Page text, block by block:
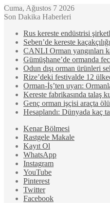
Cuma, Ağustos 7 2026
Son Dakika Haberleri
Rus kereste endüstrisi
Seben’de kereste
CANLI Orman yangınları
Gümüşhane’de ormanda
Odun dışı orman ürünleri
Rize’deki festivalde 12
Orman-İş’ten uyarı:
Kereste fabrikasında talaş
Genç orman işçisi araçta
Hesaplandı: Dünyada kaç
Kenar Bölmesi
Rastgele Makale
Kayıt Ol
WhatsApp
Instagram
YouTube
Pinterest
Twitter
Facebook